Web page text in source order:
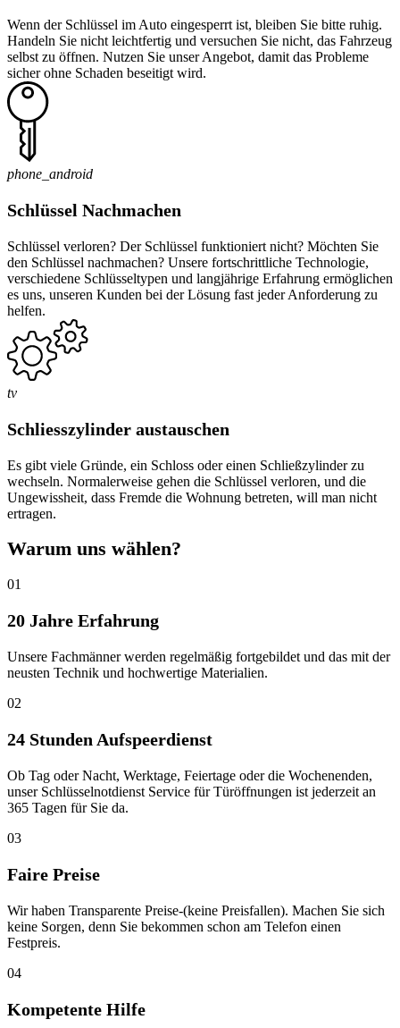
Wenn der Schlüssel im Auto eingesperrt ist, bleiben Sie bitte ruhig.
Handeln Sie nicht leichtfertig und versuchen Sie nicht, das Fahrzeug
selbst zu öffnen. Nutzen Sie unser Angebot, damit das Probleme
sicher ohne Schaden beseitigt wird.
phone_android
Schlüssel Nachmachen
Schlüssel verloren? Der Schlüssel funktioniert nicht? Möchten Sie
den Schlüssel nachmachen? Unsere fortschrittliche Technologie,
verschiedene Schlüsseltypen und langjährige Erfahrung ermöglichen
es uns, unseren Kunden bei der Lösung fast jeder Anforderung zu
helfen.
tv
Schliesszylinder austauschen
Es gibt viele Gründe, ein Schloss oder einen Schließzylinder zu
wechseln. Normalerweise gehen die Schlüssel verloren, und die
Ungewissheit, dass Fremde die Wohnung betreten, will man nicht
ertragen.
Warum uns wählen?
01
20 Jahre Erfahrung
Unsere Fachmänner werden regelmäßig fortgebildet und das mit der
neusten Technik und hochwertige Materialien.
02
24 Stunden Aufspeerdienst
Ob Tag oder Nacht, Werktage, Feiertage oder die Wochenenden,
unser Schlüsselnotdienst Service für Türöffnungen ist jederzeit an
365 Tagen für Sie da.
03
Faire Preise
Wir haben Transparente Preise-(keine Preisfallen). Machen Sie sich
keine Sorgen, denn Sie bekommen schon am Telefon einen
Festpreis.
04
Kompetente Hilfe